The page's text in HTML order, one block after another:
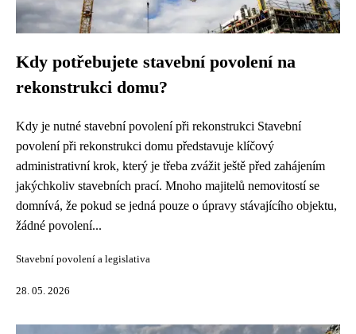
Kdy potřebujete stavební povolení na
rekonstrukci domu?
Kdy je nutné stavební povolení při rekonstrukci Stavební
povolení při rekonstrukci domu představuje klíčový
administrativní krok, který je třeba zvážit ještě před zahájením
jakýchkoliv stavebních prací. Mnoho majitelů nemovitostí se
domnívá, že pokud se jedná pouze o úpravy stávajícího objektu,
žádné povolení...
Stavební povolení a legislativa
28. 05. 2026